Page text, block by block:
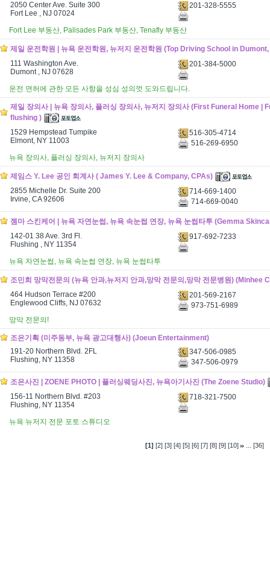
2050 Center Ave. Suite 300
Fort Lee , NJ 07024
201-328-5555
Fort Lee 부동산, Palisades Park 부동산, Tenafly 부동산
제일 운전학원 | 뉴욕 운전학원, 뉴저지 운전학원 (Top Driving School in Dumont,
111 Washington Ave.
Dumont , NJ 07628
201-384-5000
운전 면허에 관한 모든 사항을 성심 성의껏 도와드립니다.
제일 장의사 | 뉴욕 장의사, 플러싱 장의사, 뉴저지 장의사 (First Funeral Home |
flushing )
1529 Hempstead Tumpike
Elmont, NY 11003
516-305-4714
516-269-6950
뉴욕 장의사, 플러싱 장의사, 뉴저지 장의사
제임스 Y. Lee 공인 회계사 ( James Y. Lee & Company, CPAs)
2855 Michelle Dr. Suite 200
Irvine, CA 92606
714-669-1400
714-669-0040
젬마 스킨케어 | 뉴욕 자연눈썹, 뉴욕 속눈썹 연장, 뉴욕 눈썹타투 (Gemma
142-01 38 Ave. 3rd Fl.
Flushing , NY 11354
917-692-7233
뉴욕 자연눈썹, 뉴욕 속눈썹 연장, 뉴욕 눈썹타투
조민희 망막전문의 (뉴욕 안과,뉴저지 안과,망막 전문의,망막 전문병원) (Minhee
464 Hudson Terrace #200
Englewood Cliffs, NJ 07632
201-569-2167
973-751-6989
망막 전문의!
조은기획 (미주동부, 뉴욕 광고대행사) (Joeun Entertainment)
191-20 Northern Blvd. 2FL
Flushing, NY 11358
347-506-0985
347-506-0979
조은사진 | ZOENE PHOTO | 플러싱웨딩사진, 뉴욕아기사진 (The Zoene Studio)
156-11 Northern Blvd. #203
Flushing, NY 11354
718-321-7500
뉴욕 뉴저지 전문 포토 스튜디오
[1] [2] [3] [4] [5] [6] [7] [8] [9] [10] ... [36]